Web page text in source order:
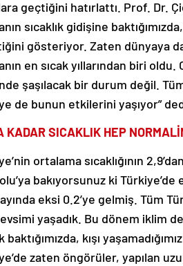
geçtiğini hatırlattı. Prof. Dr.
sıcaklık gidişine
gösteriyor. Zaten dünyaya da
en sıcak yıllarından biri
şaşılacak bir durum değil.
de bunun etkilerini yaşıyor”
KADAR SICAKLIK HEP
ortalama sıcaklığının
bakıyorsunuz ki
eksi 0.2’ye gelmiş. Tüm
yaşadık. Bu dönem iklim
baktığımızda, kışı
zaten öngörüler, yapılan